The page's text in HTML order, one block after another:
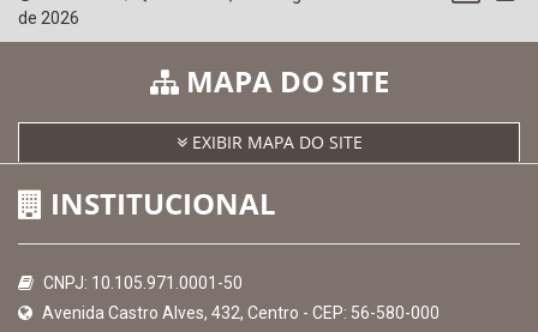
Consultar Convênios
Hora:
de 2026
MAPA DO SITE